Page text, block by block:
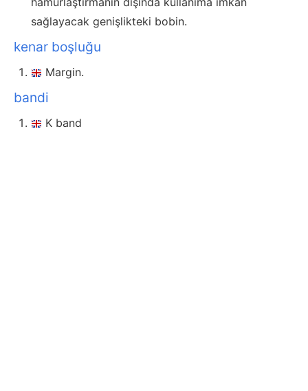
sağlayacak genişlikteki bobin.
kenar boşluğu
Margin.
bandi
K band